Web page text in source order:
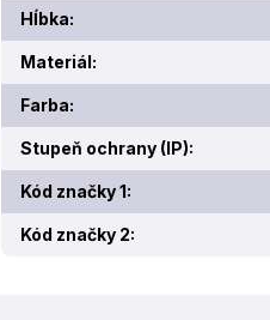
Hĺbka:
Materiál:
Farba:
Stupeň ochrany (IP):
Kód značky 1:
Kód značky 2: